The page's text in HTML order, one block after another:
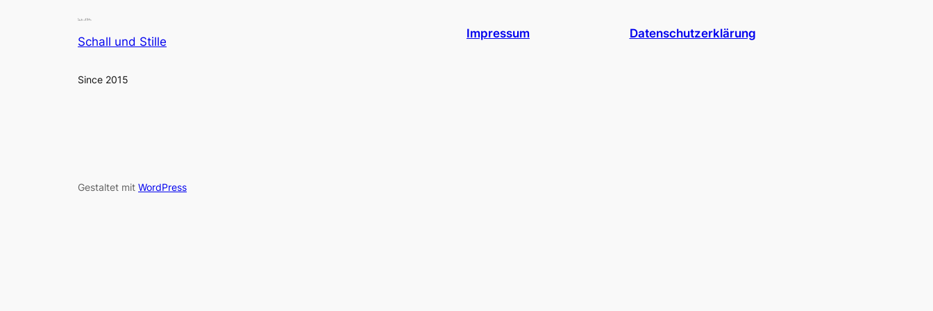
Schall und Stille
Since 2015
Impressum Datenschutzerklärung
Gestaltet mit WordPress